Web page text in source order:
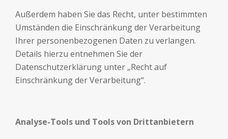
Außerdem haben Sie das Recht, unter bestimmten
Umständen die Einschränkung der Verarbeitung
Ihrer personenbezogenen Daten zu verlangen.
Details hierzu entnehmen Sie der
Datenschutzerklärung unter „Recht auf
Einschränkung der Verarbeitung“.
Analyse-Tools und Tools von Drittanbietern